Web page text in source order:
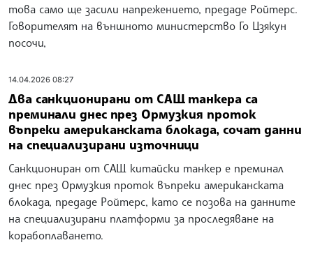
това само ще засили напрежението, предаде Ройтерс.
Говорителят на външното министерство Го Цзякун
посочи,
14.04.2026 08:27
Два санкционирани от САЩ танкера са
преминали днес през Ормузкия проток
въпреки американската блокада, сочат данни
на специализирани източници
Санкциониран от САЩ китайски танкер е преминал
днес през Ормузкия проток въпреки американската
блокада, предаде Ройтерс, като се позова на данните
на специализирани платформи за проследяване на
корабоплаването.